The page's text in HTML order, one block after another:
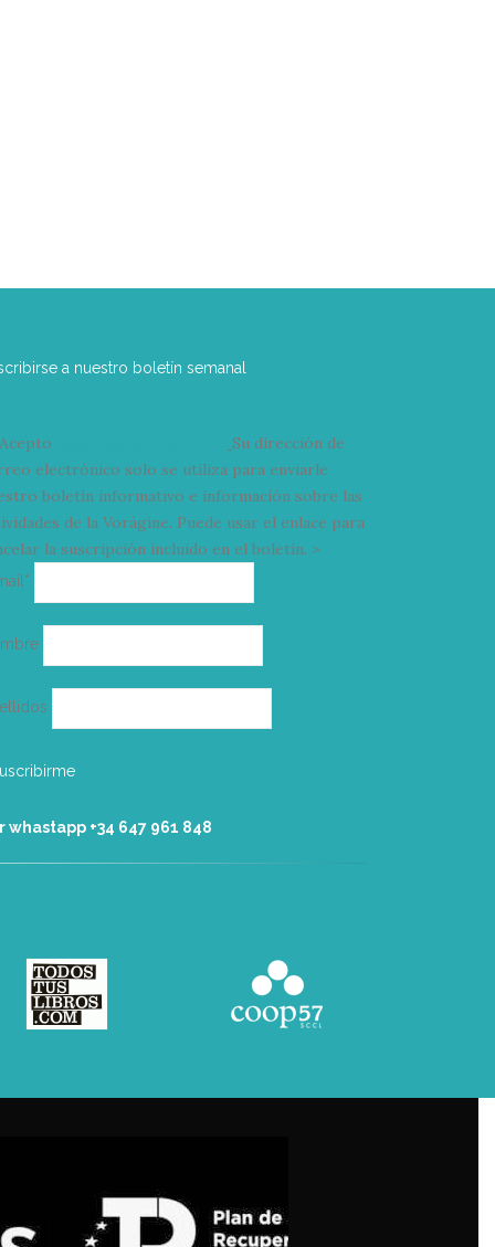
a nuestro boletín semanal
Acepto
Su dirección de
electrónico solo se utiliza para enviarle
boletín informativo e información sobre las
de la Vorágine. Puede usar el enlace para
la suscripción incluido en el boletín. >
electrónico
whastapp +34 ‭647 961 848‬